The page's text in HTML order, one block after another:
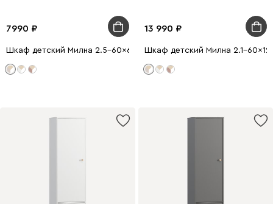
7990
Шкаф детский Милна 2.5-60x64 Латте
13 990
Шкаф детский Милна 2.1-